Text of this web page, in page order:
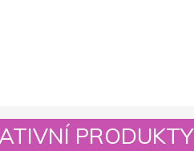
PRODUKTY